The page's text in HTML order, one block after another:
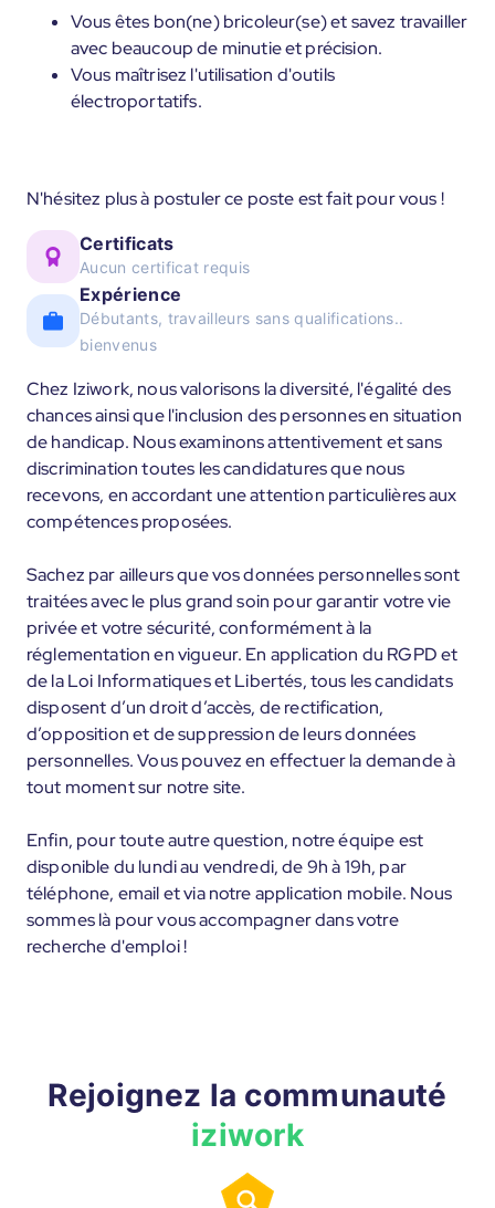
Vous êtes bon(ne) bricoleur(se) et savez travailler
avec beaucoup de minutie et précision.
Vous maîtrisez l'utilisation d'outils
électroportatifs.
N'hésitez plus à postuler ce poste est fait pour vous !
Certificats
Aucun certificat requis
Expérience
Débutants, travailleurs sans qualifications..
bienvenus
Chez Iziwork, nous valorisons la diversité, l'égalité des
chances ainsi que l'inclusion des personnes en situation
de handicap. Nous examinons attentivement et sans
discrimination toutes les candidatures que nous
recevons, en accordant une attention particulières aux
compétences proposées.
Sachez par ailleurs que vos données personnelles sont
traitées avec le plus grand soin pour garantir votre vie
privée et votre sécurité, conformément à la
réglementation en vigueur. En application du RGPD et
de la Loi Informatiques et Libertés, tous les candidats
disposent d’un droit d’accès, de rectification,
d’opposition et de suppression de leurs données
personnelles. Vous pouvez en effectuer la demande à
tout moment sur notre site.
Enfin, pour toute autre question, notre équipe est
disponible du lundi au vendredi, de 9h à 19h, par
téléphone, email et via notre application mobile. Nous
sommes là pour vous accompagner dans votre
recherche d'emploi !
Rejoignez la communauté
iziwork